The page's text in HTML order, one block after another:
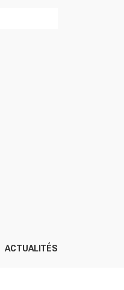
ACTUALITÉS